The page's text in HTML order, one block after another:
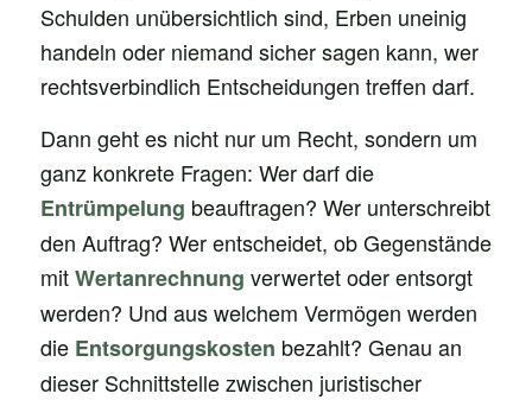
Schulden unübersichtlich sind, Erben uneinig
handeln oder niemand sicher sagen kann, wer
rechtsverbindlich Entscheidungen treffen darf.
Dann geht es nicht nur um Recht, sondern um
ganz konkrete Fragen: Wer darf die
Entrümpelung beauftragen? Wer unterschreibt
den Auftrag? Wer entscheidet, ob Gegenstände
mitWertanrechnung verwertet oder entsorgt
werden? Und aus welchem Vermögen werden
die Entsorgungskosten bezahlt? Genau an
dieser Schnittstelle zwischen juristischer